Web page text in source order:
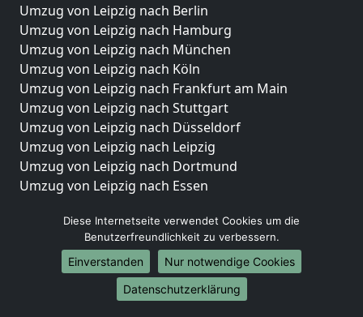
Umzug von Leipzig nach Berlin
Umzug von Leipzig nach Hamburg
Umzug von Leipzig nach München
Umzug von Leipzig nach Köln
Umzug von Leipzig nach Frankfurt am Main
Umzug von Leipzig nach Stuttgart
Umzug von Leipzig nach Düsseldorf
Umzug von Leipzig nach Leipzig
Umzug von Leipzig nach Dortmund
Umzug von Leipzig nach Essen
Umzug von Leipzig nach Dresden
Umzug von Leipzig nach Hannover
Umzug von Leipzig nach Nürnberg
Umzug von Leipzig nach Duisburg
Umzug von Leipzig nach Bochum
Diese Internetseite verwendet Cookies um die
Benutzerfreundlichkeit zu verbessern.
Einverstanden
Nur notwendige Cookies
Datenschutzerklärung